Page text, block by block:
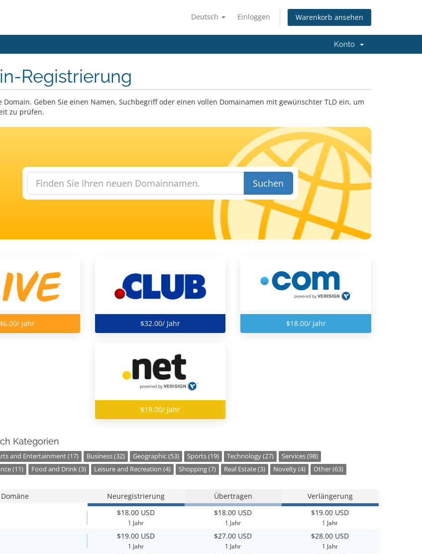
Deutsch Einloggen Warenkorb ansehen
Konto
Registrierung
Domain. Geben Sie einen Namen, Suchbegriff oder einen vollen Domainamen mit gewünschter TLD ein, um
zu prüfen.
Suchen
Jahr $32.00/ Jahr $18.00/ Jahr
$19.00/ Jahr
Kategorien
and Entertainment (17) Business (32) Geographic (53) Sports (19) Technology (27)
Services (98)
(11)
Food and Drink (3) Leisure and Recreation (4) Shopping (7) Real Estate (3) Novelty (4) Other (63)
Domäne Neuregistrierung Übertragen Verlängerung
$18.00 USD
1 Jahr
$18.00 USD
1 Jahr
$19.00 USD
1 Jahr
$19.00 USD
1 Jahr
$27.00 USD
1 Jahr
$28.00 USD
1 Jahr